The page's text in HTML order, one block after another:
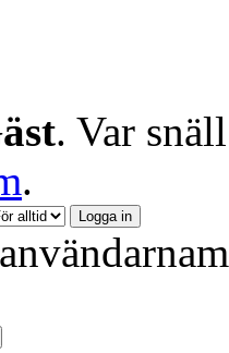
. Var
.